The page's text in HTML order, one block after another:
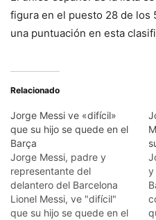
figura en el puesto 28 de los
una puntuación en esta
Relacionado
Jorge Messi ve «difícil»
que su hijo se quede en el
Barça
Jorge Messi, padre y
representante del
delantero del Barcelona
Lionel Messi, ve "difícil"
que su hijo se quede en el
y